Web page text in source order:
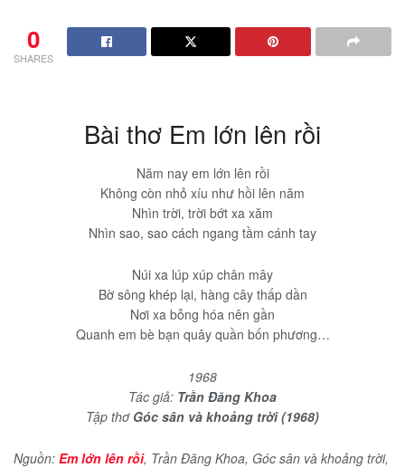
0
SHARES
Bài thơ Em lớn lên rồi
Năm nay em lớn lên rồi
Không còn nhỏ xíu như hồi lên năm
Nhìn trời, trời bớt xa xăm
Nhìn sao, sao cách ngang tầm cánh tay
Núi xa lúp xúp chân mây
Bờ sông khép lại, hàng cây thấp dần
Nơi xa bỗng hóa nên gần
Quanh em bè bạn quây quần bốn phương…
1968
Tác giả: Trần Đăng Khoa
Tập thơ Góc sân và khoảng trời (1968)
Nguồn: Em lớn lên rồi, Trần Đăng Khoa, Góc sân và khoảng trời,